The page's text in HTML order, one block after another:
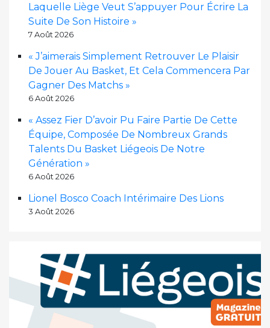
Laquelle Liège Veut S’appuyer Pour Écrire La
Suite De Son Histoire »
7 Août 2026
« J’aimerais Simplement Retrouver Le Plaisir
De Jouer Au Basket, Et Cela Commencera Par
Gagner Des Matchs »
6 Août 2026
« Assez Fier D’avoir Pu Faire Partie De Cette
Équipe, Composée De Nombreux Grands
Talents Du Basket Liégeois De Notre
Génération »
6 Août 2026
Lionel Bosco Coach Intérimaire Des Lions
3 Août 2026